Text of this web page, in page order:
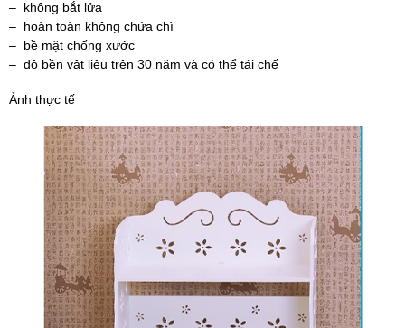
– không bắt lửa
– hoàn toàn không chứa chì
– bề mặt chống xước
– độ bền vật liệu trên 30 năm và có thể tái chế
Ảnh thực tế